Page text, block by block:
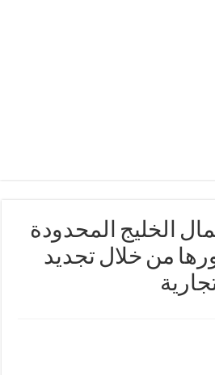
الخليج المحدودة
من خلال تجديد